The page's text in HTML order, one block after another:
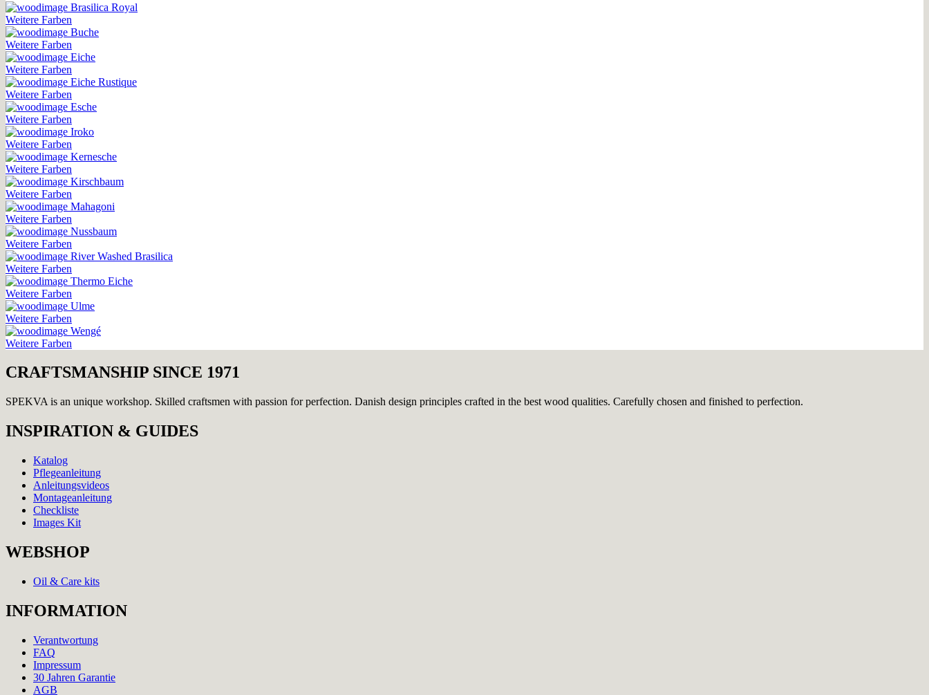
Brasilica Royal
Weitere Farben
Buche
Weitere Farben
Eiche
Weitere Farben
Eiche Rustique
Weitere Farben
Esche
Weitere Farben
Iroko
Weitere Farben
Kernesche
Weitere Farben
Kirschbaum
Weitere Farben
Mahagoni
Weitere Farben
Nussbaum
Weitere Farben
River Washed Brasilica
Weitere Farben
Thermo Eiche
Weitere Farben
Ulme
Weitere Farben
Wengé
Weitere Farben
CRAFTSMANSHIP SINCE 1971
SPEKVA is an unique workshop. Skilled craftsmen with passion for perfection. Danish design principles crafted in the best wood qualities. Carefully chosen and finished to perfection.
INSPIRATION & GUIDES
Katalog
Pflegeanleitung
Anleitungsvideos
Montageanleitung
Checkliste
Images Kit
WEBSHOP
Oil & Care kits
INFORMATION
Verantwortung
FAQ
Impressum
30 Jahren Garantie
AGB